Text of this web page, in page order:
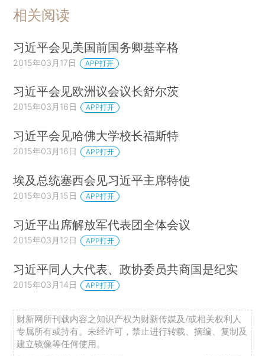
相关阅读
习近平会见美国前国务卿基辛格
2015年03月17日 APP打开
习近平会见欧洲议会议长舒尔茨
2015年03月16日 APP打开
习近平会见哈佛大学校长福斯特
2015年03月16日 APP打开
埃及总统塞西会见习近平主席特使
2015年03月15日 APP打开
习近平出席解放军代表团全体会议
2015年03月12日 APP打开
习近平同人大代表、政协委员共商国是纪实
2015年03月14日 APP打开
财新网所刊载内容之知识产权为财新传媒及/或相关权利人
专属所有或持有。未经许可，禁止进行转载、摘编、复制及
建立镜像等任何使用。